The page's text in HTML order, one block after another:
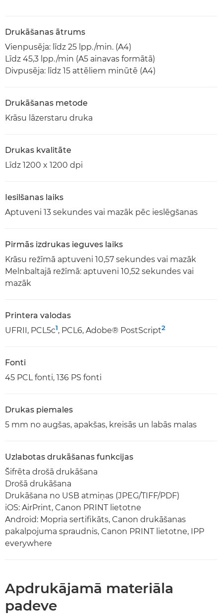
Drukāšanas ātrums
Vienpusēja: līdz 25 lpp./min. (A4)
Līdz 45,3 lpp./min (A5 ainavas formātā)
Divpusēja: līdz 15 attēliem minūtē (A4)
Drukāšanas metode
Krāsu lāzerstaru druka
Drukas kvalitāte
Līdz 1200 x 1200 dpi
Iesilšanas laiks
Aptuveni 13 sekundes vai mazāk pēc ieslēgšanas
Pirmās izdrukas ieguves laiks
Krāsu režīmā aptuveni 10,57 sekundes vai mazāk
Melnbaltajā režīmā: aptuveni 10,52 sekundes vai
mazāk
Printera valodas
UFRII, PCL5c1, PCL6, Adobe® PostScript2
Fonti
45 PCL fonti, 136 PS fonti
Drukas piemales
5 mm no augšas, apakšas, kreisās un labās malas
Uzlabotas drukāšanas funkcijas
Šifrēta drošā drukāšana
Drošā drukāšana
Drukāšana no USB atmiņas (JPEG/TIFF/PDF)
iOS: AirPrint, Canon PRINT lietotne
Android: Mopria sertifikāts, Canon drukāšanas
pakalpojuma spraudnis, Canon PRINT lietotne, IPP
everywhere
Apdrukājamā materiāla
padeve